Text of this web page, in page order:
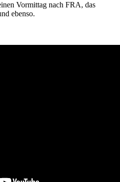
Vormittag nach FRA, das
ebenso.